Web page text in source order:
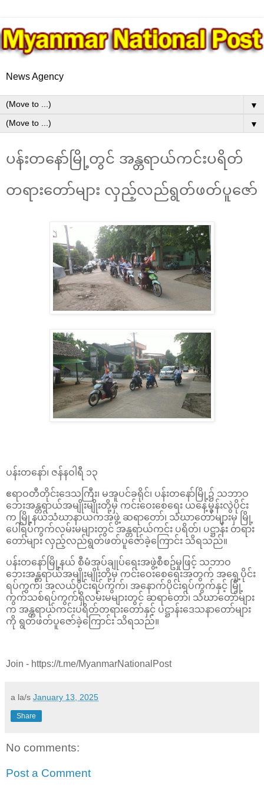
News Agency
▼
▼
ပန်းတနော်မြို့တွင် အန္တရာယ်ကင်းပရိတ်
တရားတော်များ လှည့်လည်ရွတ်ဖတ်ပူဇော်
ပန်းတနော်၊ ဇန်နဝါရီ ၁၃
ဧရာဝတီတိုင်းဒေသကြီး၊ မအူပင်ခရိုင်၊ ပန်းတနော်မြို့၌ သဘာဝ
ဘေးအန္တရာယ်အမျိုးမျိုးတို့မှ ကင်းဝေးစေရေး ယနေ့မွန်းလွဲပိုင်း
က မြို့နယ်သံဃာနာယကအဖွဲ့ ဆရာတော်၊ သံဃာတော်များမှ မြို့
ပေါ်ရပ်ကွက်လမ်းမများတွင် အန္တရာယ်ကင်း ပရိတ်၊ ပဋ္ဌာန်း တရား
တော်များ လှည့်လည်ရွတ်ဖတ်ပူဇော်ခဲ့ကြောင်း သိရသည်။
ပန်းတနော်မြို့နယ် စီမံအုပ်ချုပ်ရေးအဖွဲ့စီစဥ်မှုဖြင့် သဘာဝ
ဘေးအန္တရာယ်အမျိုးမျိုးတို့မှ ကင်းဝေးစေရေးအတွက် အရှေ့ပိုင်း
ရပ်ကွက်၊ အလယ်ပိုင်းရပ်ကွက်၊ အနောက်ပိုင်းရပ်ကွက်နှင့် မြို့
ကွက်သစ်ရပ်ကွက်ရှိလမ်းမများတွင် ဆရာတော်၊ သံဃာတော်များ
က အန္တရာယ်ကင်းပရိတ်တရားတော်နှင့် ပဋ္ဌာန်းဒေသနာတော်များ
ကို ရွတ်ဖတ်ပူဇော်ခဲ့ကြောင်း သိရသည်။
Join - https://t.me/MyanmarNationalPost
a la/s January 13, 2025
Share
No comments:
Post a Comment